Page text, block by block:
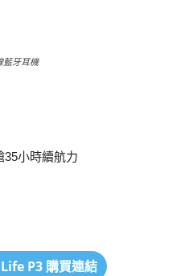
藍牙耳機
35小時續航力
P3購買連結